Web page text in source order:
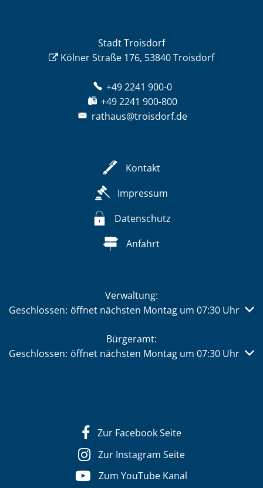
Stadt Troisdorf
Kölner Straße 176, 53840 Troisdorf
+49 2241 900-0
+49 2241 900-800
rathaus@troisdorf.de
Kontakt
Impressum
Datenschutz
Anfahrt
Verwaltung:
Klicken, um weitere Öffnungs- oder Schließzeiten
Geschlossen: öffnet nächsten Montag um 07:30 Uhr
Bürgeramt:
Klicken, um weitere Öffnungs- oder Schließzeiten
Geschlossen: öffnet nächsten Montag um 07:30 Uhr
Zur Facebook Seite
Zur Instagram Seite
Zum YouTube Kanal